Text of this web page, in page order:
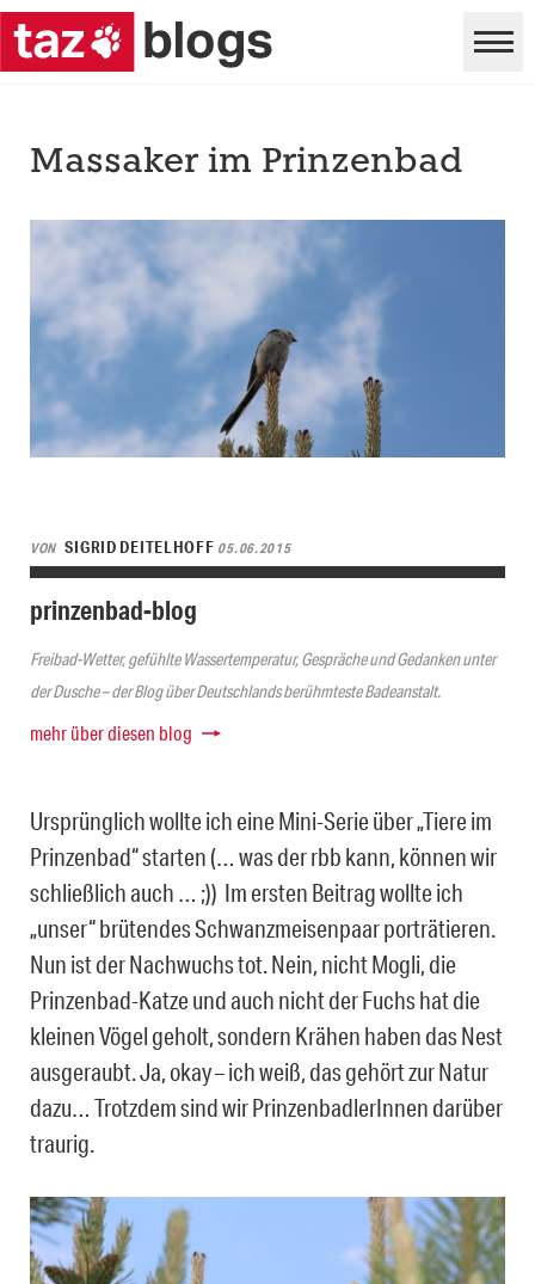
Massaker im Prinzenbad
VON SIGRID DEITELHOFF 05.06.2015
prinzenbad-blog
Freibad-Wetter, gefühlte Wassertemperatur, Gespräche und Gedanken unter
der Dusche – der Blog über Deutschlands berühmteste Badeanstalt.
mehr über diesen blog
Ursprünglich wollte ich eine Mini-Serie über „Tiere im
Prinzenbad“ starten (… was der rbb kann, können wir
schließlich auch … ;)) Im ersten Beitrag wollte ich
„unser“ brütendes Schwanzmeisenpaar porträtieren.
Nun ist der Nachwuchs tot. Nein, nicht Mogli, die
Prinzenbad-Katze und auch nicht der Fuchs hat die
kleinen Vögel geholt, sondern Krähen haben das Nest
ausgeraubt. Ja, okay – ich weiß, das gehört zur Natur
dazu… Trotzdem sind wir PrinzenbadlerInnen darüber
traurig.